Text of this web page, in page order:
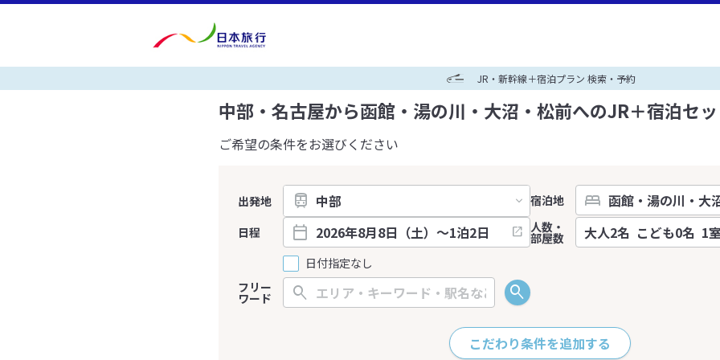
JR・新幹線＋宿泊プラン 検索・予約
中部・名古屋から函館・湯の川・大沼・松前へのJR＋宿泊セ
ご希望の条件をお選びください
出発地
宿泊地
日程
日付指定なし
人数・
部屋数
フリー
ワード
こだわり条件を追加する